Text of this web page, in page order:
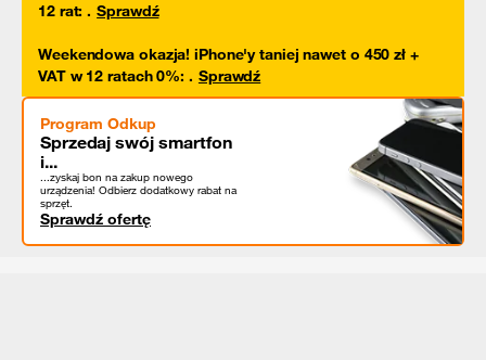
12 rat: . Sprawdź
Weekendowa okazja! iPhone'y taniej nawet o 450 zł +
VAT w 12 ratach 0%: . Sprawdź
Program Odkup
Sprzedaj swój smartfon
i...
...zyskaj bon na zakup nowego
urządzenia! Odbierz dodatkowy rabat na
sprzęt.
Sprawdź ofertę